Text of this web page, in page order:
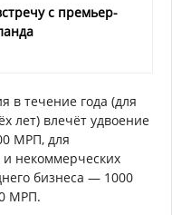
с премьер-
в течение года (для
лет) влечёт удвоение
МРП, для
некоммерческих
бизнеса — 1000
МРП.